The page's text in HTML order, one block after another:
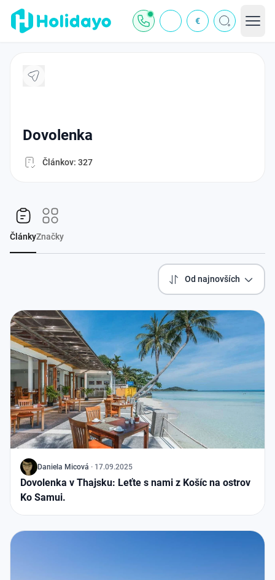
€
dovolenka
Článkov: 327
ČlánkyZnačky
Od najnovších
J Daniela Micová · 17.09.2025
Dovolenka v Thajsku: Leťte s nami z Košíc na ostrov
Ko Samui.